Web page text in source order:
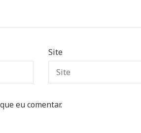
Site
eu comentar.